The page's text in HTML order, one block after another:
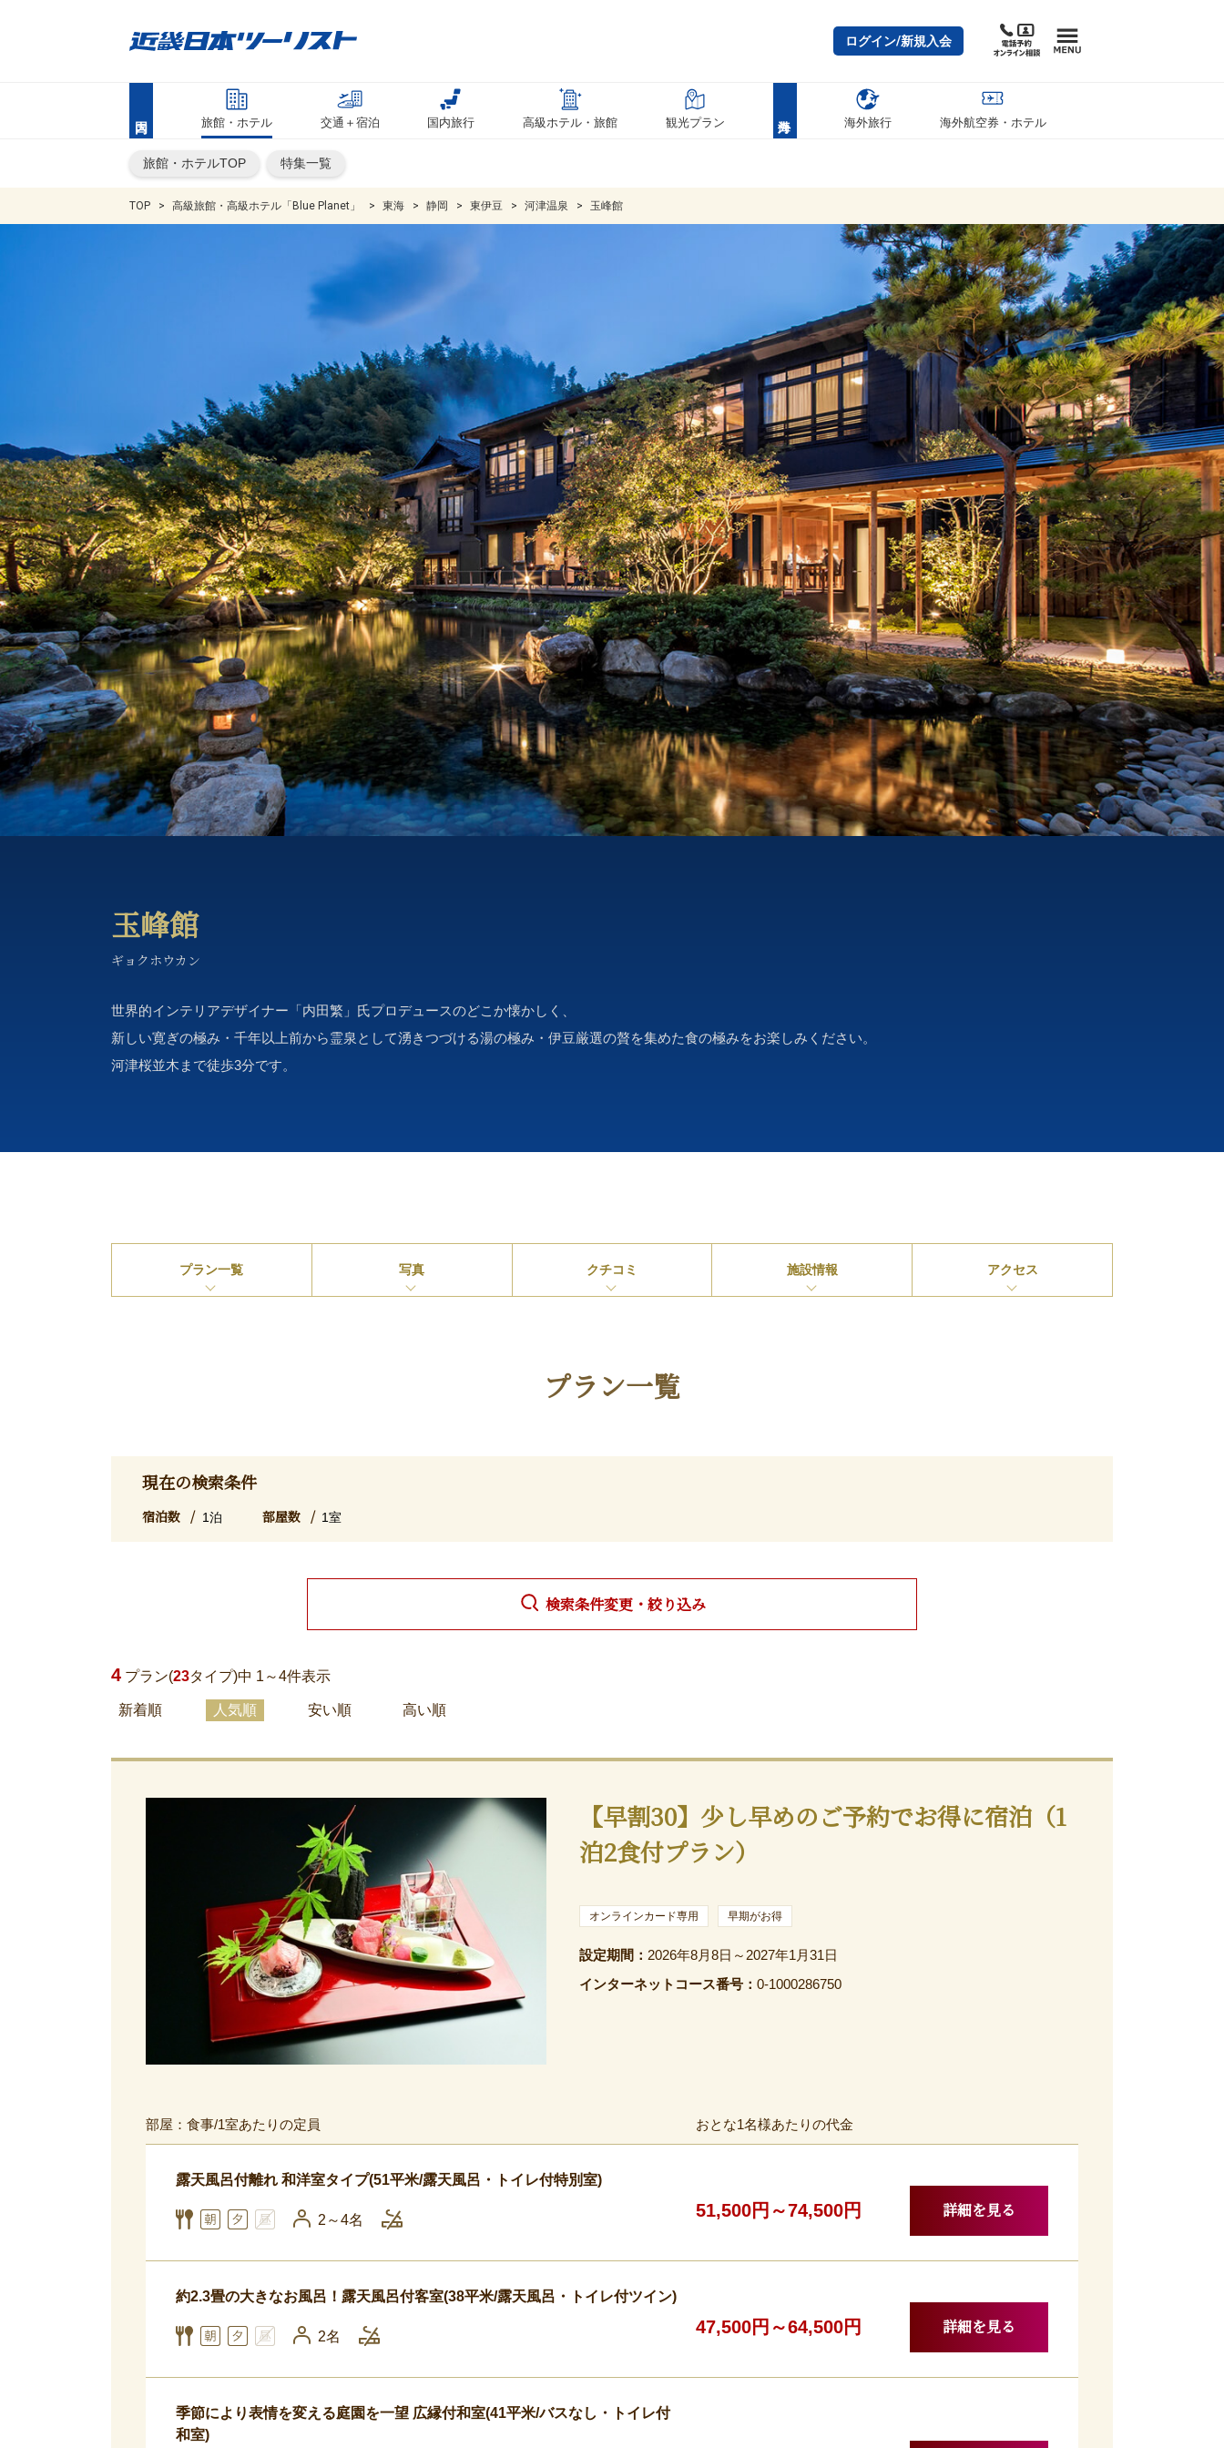
ログイン/新規入会
旅館・ホテル 交通＋宿泊 国内旅行 高級ホテル・旅館 観光プラン 海外旅行 海外航空券・ホテル
旅館・ホテルTOP 特集一覧
TOP 高級旅館・高級ホテル「Blue Planet」 東海 静岡 東伊豆 河津温泉 玉峰館
玉峰館
ギョクホウカン
世界的インテリアデザイナー「内田繁」氏プロデュースのどこか懐かしく、
新しい寛ぎの極み・千年以上前から霊泉として湧きつづける湯の極み・伊豆厳選の贅を集めた食の極みをお楽しみください。
河津桜並木まで徒歩3分です。
プラン一覧 写真 クチコミ 施設情報 アクセス
プラン一覧
現在の検索条件
宿泊数 1泊 部屋数 1室
検索条件変更・絞り込み
4 プラン(23タイプ)中 1～4件表示
新着順 人気順 安い順 高い順
【早割30】少し早めのご予約でお得に宿泊（1
泊2食付プラン）
オンラインカード専用 早期がお得
設定期間： 2026年8月8日～2027年1月31日
インターネットコース番号：0-1000286750
部屋：食事/1室あたりの定員 おとな1名様あたりの代金
露天風呂付離れ 和洋室タイプ(51平米/露天風呂・トイレ付特別室)
2～4名 51,500円～74,500円 詳細を見る
約2.3畳の大きなお風呂！露天風呂付客室(38平米/露天風呂・トイレ付ツイン)
2名 47,500円～64,500円 詳細を見る
季節により表情を変える庭園を一望 広縁付和室(41平米/バスなし・トイレ付
和室)